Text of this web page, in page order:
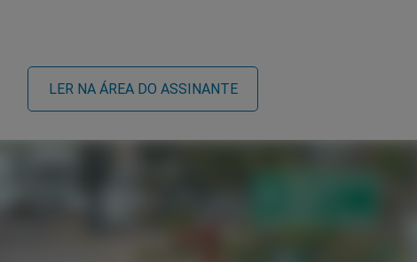
LER NA ÁREA DO ASSINANTE